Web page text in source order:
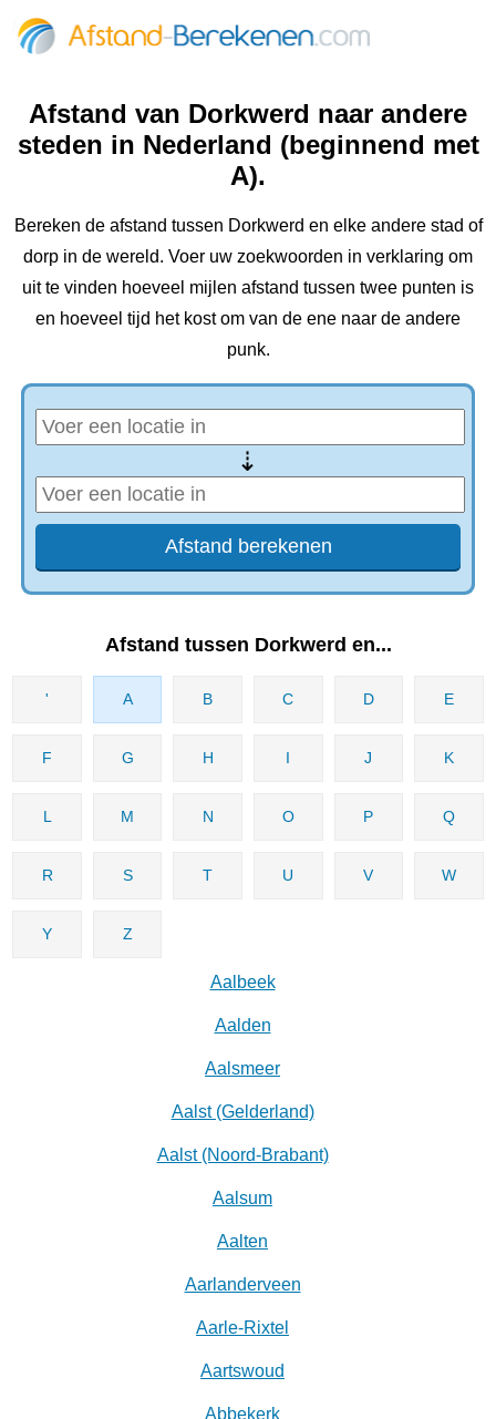
Afstand van Dorkwerd naar andere
steden in Nederland (beginnend met
A).
Bereken de afstand tussen Dorkwerd en elke andere stad of
dorp in de wereld. Voer uw zoekwoorden in verklaring om
uit te vinden hoeveel mijlen afstand tussen twee punten is
en hoeveel tijd het kost om van de ene naar de andere
punk.
⇢
Afstand tussen Dorkwerd en...
' A B C D E
F G H I J K
L M N O P Q
R S T U V W
Y Z
Aalbeek
Aalden
Aalsmeer
Aalst (Gelderland)
Aalst (Noord-Brabant)
Aalsum
Aalten
Aarlanderveen
Aarle-Rixtel
Aartswoud
Abbekerk